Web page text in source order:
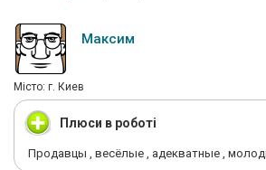
Максим
Мiсто: г. Киев
Плюси в роботі
Продавцы , весёлые , адекватные ,